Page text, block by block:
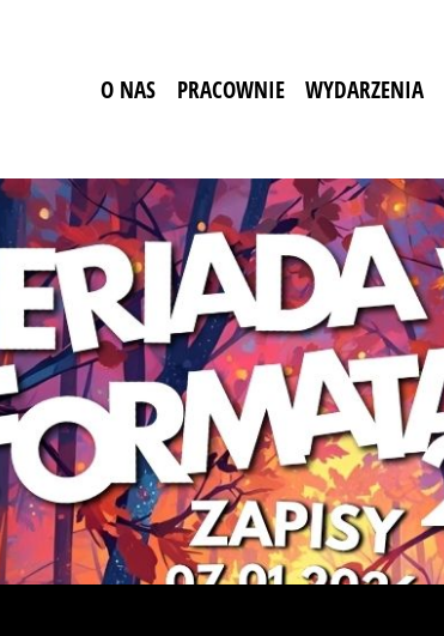
O NAS PRACOWNIE WYDARZENIA